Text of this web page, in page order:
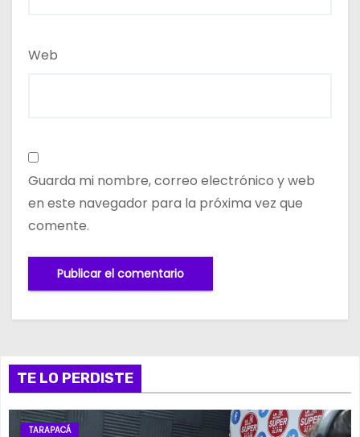
Web
Guarda mi nombre, correo electrónico y web
en este navegador para la próxima vez que
comente.
TE LO PERDISTE
TARAPACÁ